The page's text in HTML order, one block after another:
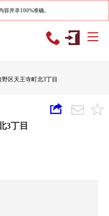
容并非100%准确。
区天王寺町北3丁目
3丁目